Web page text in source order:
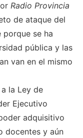
Radio Provincia
de ataque del
porque se ha
pública y las
van en el mismo
la Ley de
Ejecutivo
adquisitivo
docentes y aún